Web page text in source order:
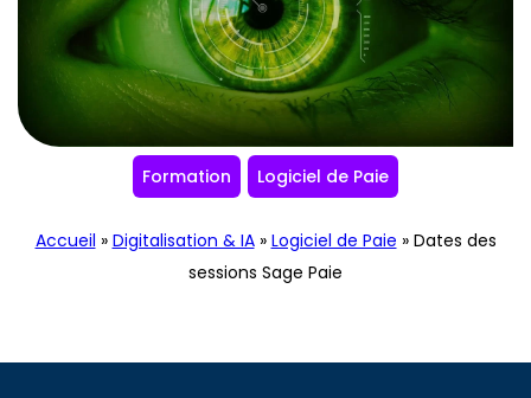
Formation Logiciel de Paie
Accueil » Digitalisation & IA» Logiciel de Paie » Dates des
sessions Sage Paie